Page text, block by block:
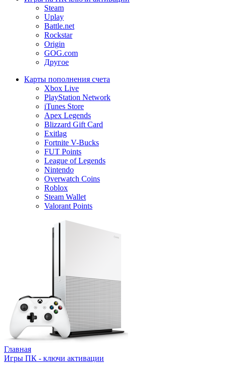
Steam
Uplay
Battle.net
Rockstar
Origin
GOG.com
Другое
Карты пополнения счета
Xbox Live
PlayStation Network
iTunes Store
Apex Legends
Blizzard Gift Card
Exitlag
Fortnite V-Bucks
FUT Points
League of Legends
Nintendo
Overwatch Coins
Roblox
Steam Wallet
Valorant Points
Главная
Игры ПК - ключи активации